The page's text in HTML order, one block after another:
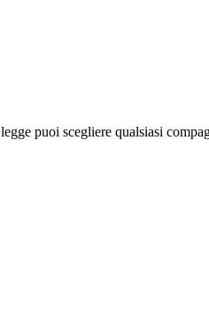
puoi scegliere qualsiasi